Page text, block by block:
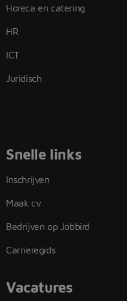
Horeca en catering
HR
ICT
Juridisch
Snelle links
Inschrijven
Maak cv
Bedrijven op Jobbird
Carrieregids
Vacatures